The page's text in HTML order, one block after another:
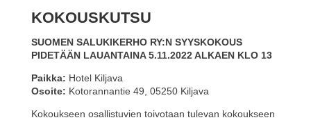
b
o
o
k
st
n
p
p
KOKOUSKUTSU
SUOMEN SALUKIKERHO RY:N SYYSKOKOUS
PIDETÄÄN LAUANTAINA 5.11.2022 ALKAEN KLO 13
Paikka: Hotel Kiljava
Osoite: Kotorannantie 49, 05250 Kiljava
Kokoukseen osallistuvien toivotaan tulevan kokoukseen